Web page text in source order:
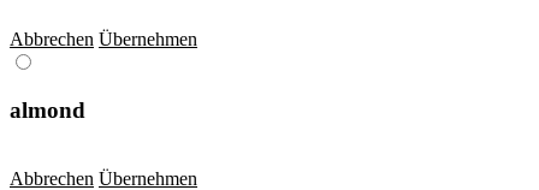
Abbrechen Übernehmen
almond
Abbrechen Übernehmen